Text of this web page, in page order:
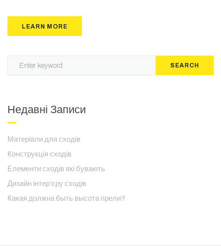
LEARN MORE
SEARCH
Недавні Записи
Матеріали для сходів
Конструкція сходів
Елементи сходів які бувають
Дизайн інтер’єру сходів
Какая должна быть высота прели?